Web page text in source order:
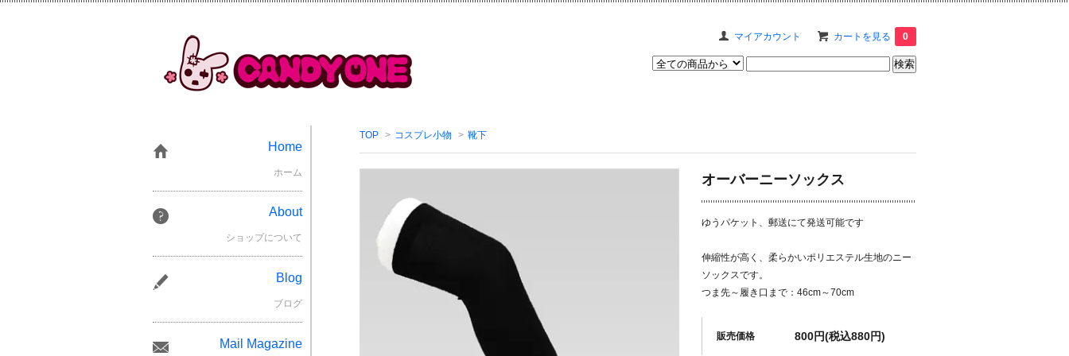
マイアカウント カートを見る 0
TOP > コスプレ小物 > 靴下
オーバーニーソックス
ゆうパケット、郵送にて発送可能です
伸縮性が高く、柔らかいポリエステル生地のニー
ソックスです。
つま先～履き口まで：46cm～70cm
販売価格 800円(税込880円)
Home
ホーム
About
ショップについて
Blog
ブログ
Mail Magazine